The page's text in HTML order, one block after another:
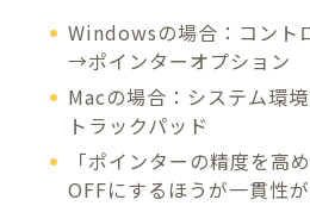
Windowsの場合：コント
→ポインターオプション
Macの場合：システム環
トラックパッド
「ポインターの精度を高
OFFにするほうが一貫性